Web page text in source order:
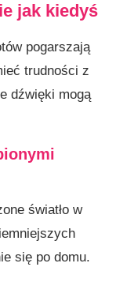
jak kiedyś
pogarszają
trudności z
dźwięki mogą
światło w
się po domu.